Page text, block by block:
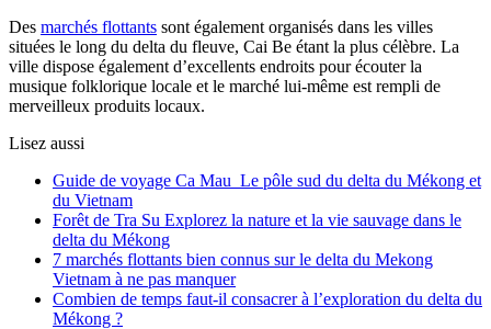
Des marchés flottants sont également organisés dans les villes
situées le long du delta du fleuve, Cai Be étant la plus célèbre. La
ville dispose également d’excellents endroits pour écouter la
musique folklorique locale et le marché lui-même est rempli de
merveilleux produits locaux.
Lisez aussi
Guide de voyage Ca Mau Le pôle sud du delta du Mékong et
du Vietnam
Forêt de Tra Su Explorez la nature et la vie sauvage dans le
delta du Mékong
7 marchés flottants bien connus sur le delta du Mekong
Vietnam à ne pas manquer
Combien de temps faut-il consacrer à l’exploration du delta du
Mékong ?